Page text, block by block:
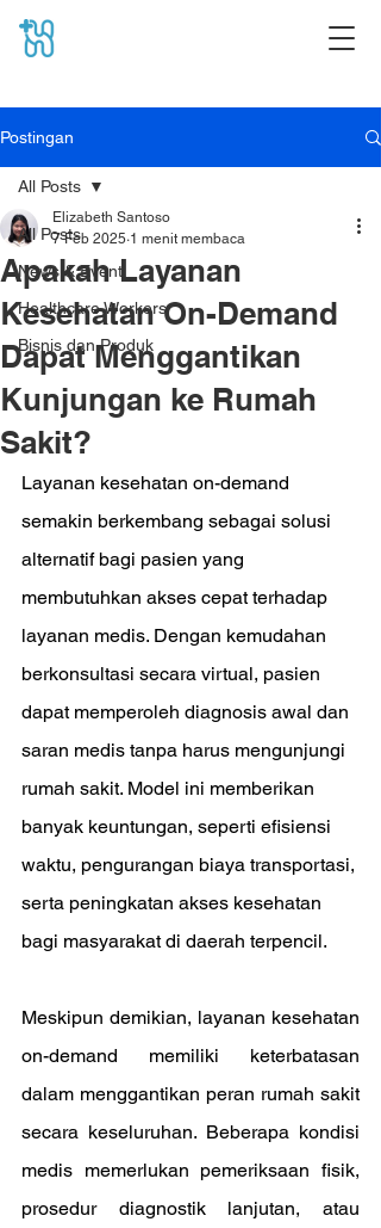
Postingan
All Posts
News & Event
Healthcare Workers
Bisnis dan Produk
All Posts
Apakah Layanan
Kesehatan On-Demand
Dapat Menggantikan
Kunjungan ke Rumah
Sakit?
Elizabeth Santoso
7 Feb 2025 1 menit membaca
Layanan kesehatan on-demand
semakin berkembang sebagai solusi
alternatif bagi pasien yang
membutuhkan akses cepat terhadap
layanan medis. Dengan kemudahan
berkonsultasi secara virtual, pasien
dapat memperoleh diagnosis awal dan
saran medis tanpa harus mengunjungi
rumah sakit. Model ini memberikan
banyak keuntungan, seperti efisiensi
waktu, pengurangan biaya transportasi,
serta peningkatan akses kesehatan
bagi masyarakat di daerah terpencil.
Meskipun demikian, layanan kesehatan
on-demand memiliki keterbatasan
dalam menggantikan peran rumah sakit
secara keseluruhan. Beberapa kondisi
medis memerlukan pemeriksaan fisik,
prosedur diagnostik lanjutan, atau